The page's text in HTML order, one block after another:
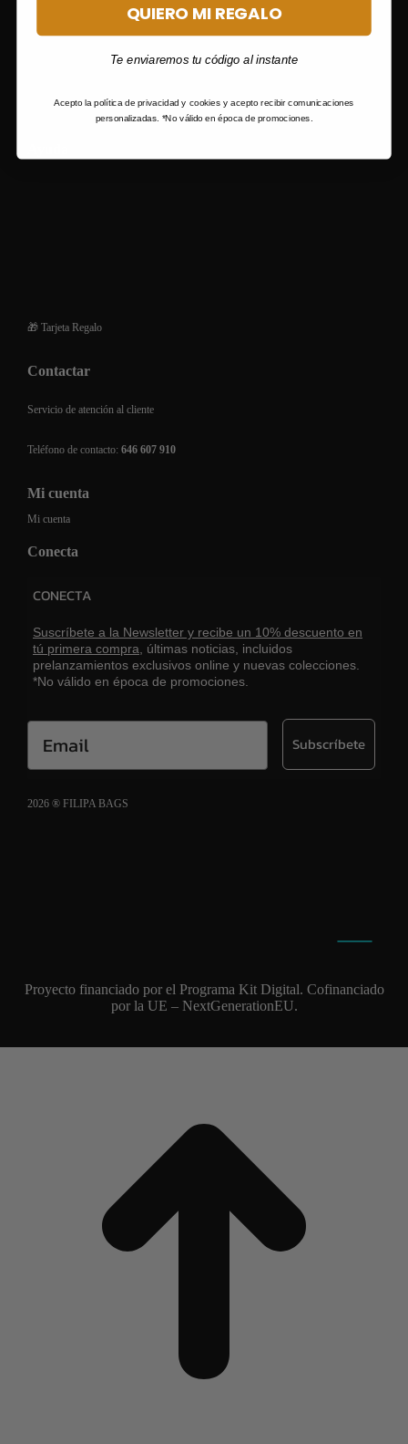
🎁 Tarjeta Regalo
Contactar
Servicio de atención al cliente
Teléfono de contacto: 646 607 910
Mi cuenta
Mi cuenta
Conecta
CONECTA
Suscríbete a la Newsletter y recibe un 10% descuento en
tú primera compra,
últimas noticias, incluidos
prelanzamientos exclusivos online y nuevas colecciones.
*No válido en época de promociones.
Email Subscríbete
2026 ® FILIPA BAGS
Proyecto financiado por el Programa Kit Digital. Cofinanciado
por la UE – NextGenerationEU.
QUIERO MI REGALO
Te enviaremos tu código al instante
Acepto la política de privacidad y cookies y acepto recibir comunicaciones
personalizadas. *No válido en época de promociones.